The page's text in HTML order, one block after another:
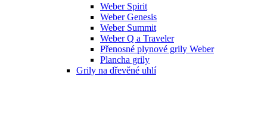
Weber Spirit
Weber Genesis
Weber Summit
Weber Q a Traveler
Přenosné plynové grily Weber
Plancha grily
Grily na dřevěné uhlí